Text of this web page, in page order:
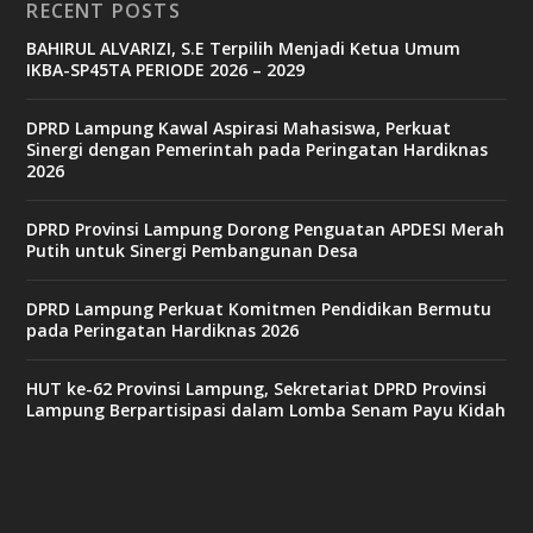
e
t
c
a
n
o
v
9
c
a
RECENT POSTS
BAHIRUL ALVARIZI, S.E Terpilih Menjadi Ketua Umum
IKBA-SP45TA PERIODE 2026 – 2029
DPRD Lampung Kawal Aspirasi Mahasiswa, Perkuat
Sinergi dengan Pemerintah pada Peringatan Hardiknas
2026
DPRD Provinsi Lampung Dorong Penguatan APDESI Merah
Putih untuk Sinergi Pembangunan Desa
DPRD Lampung Perkuat Komitmen Pendidikan Bermutu
pada Peringatan Hardiknas 2026
HUT ke-62 Provinsi Lampung, Sekretariat DPRD Provinsi
Lampung Berpartisipasi dalam Lomba Senam Payu Kidah